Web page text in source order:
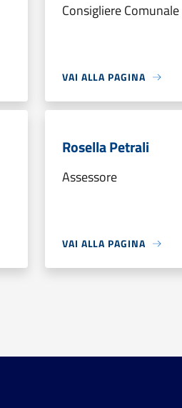
Consigliere Comunale
VAI ALLA PAGINA
Rosella Petrali
Assessore
VAI ALLA PAGINA